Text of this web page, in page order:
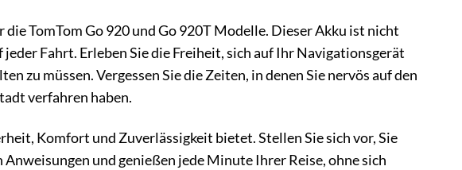
TomTom Go 920 und Go 920T Modelle. Dieser Akku ist nicht
Fahrt. Erleben Sie die Freiheit, sich auf Ihr Navigationsgerät
zu müssen. Vergessen Sie die Zeiten, in denen Sie nervös auf den
verfahren haben.
Komfort und Zuverlässigkeit bietet. Stellen Sie sich vor, Sie
und genießen jede Minute Ihrer Reise, ohne sich